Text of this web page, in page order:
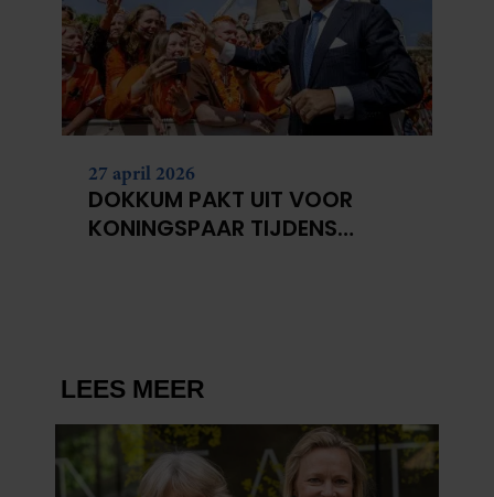
partners kunnen deze gegevens combineren met andere
informatie die u aan ze heeft verstrekt of die ze hebben
verzameld op basis van uw gebruik van hun services. U
gaat akkoord met onze cookies als u onze website blijft
gebruiken.
27 april 2026
DOKKUM PAKT UIT VOOR
KONINGSPAAR TIJDENS